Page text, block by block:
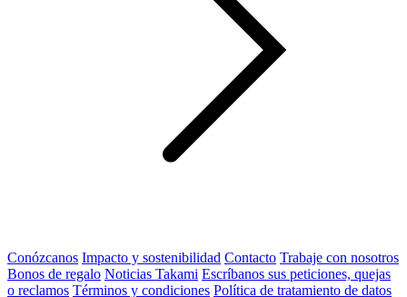
Conózcanos Impacto y sostenibilidad Contacto Trabaje con nosotros
Bonos de regalo Noticias Takami Escríbanos sus peticiones, quejas
o reclamos Términos y condiciones Política de tratamiento de datos